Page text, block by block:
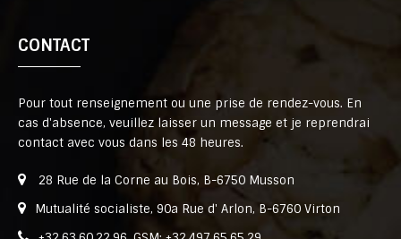
CONTACT
Pour tout renseignement ou une prise de rendez-vous. En
cas d'absence, veuillez laisser un message et je reprendrai
contact avec vous dans les 48 heures.
28 Rue de la Corne au Bois, B-6750 Musson
Mutualité socialiste, 90a Rue d' Arlon, B-6760 Virton